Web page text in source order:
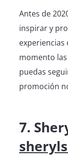
Antes de
inspirar y
experiencias
momento
puedas
promoción
7.